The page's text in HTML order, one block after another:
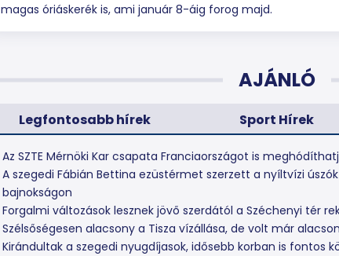
magas óriáskerék is, ami január 8-áig forog majd.
AJÁNLÓ
Legfontosabb hírek Sport Hírek
Az SZTE Mérnöki Kar csapata Franciaországot is
A szegedi Fábián Bettina ezüstérmet szerzett a nyíltvízi
bajnokságon
Forgalmi változások lesznek jövő szerdától a Széchenyi tér
Szélsőségesen alacsony a Tisza vízállása, de volt már
Kirándultak a szegedi nyugdíjasok, idősebb korban is fontos